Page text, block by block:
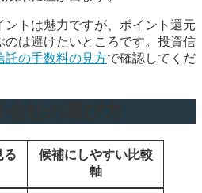
ントは魅力ですが、ポイント還元
のは避けたいところです。投資信
託の手数料の見方で確認してくだ
る
候補にしやすい比較
軸